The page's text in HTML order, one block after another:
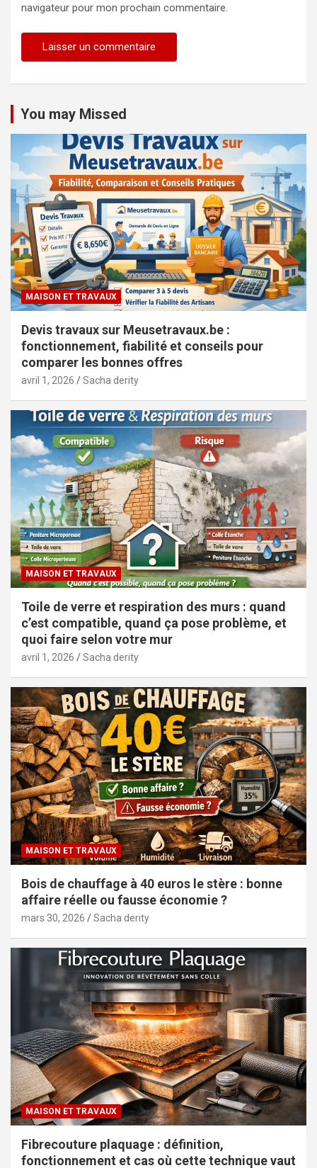
navigateur pour mon prochain commentaire.
You may Missed
MAISON ET TRAVAUX
Devis travaux sur Meusetravaux.be :
fonctionnement, fiabilité et conseils pour
comparer les bonnes offres
avril 1, 2026 Sacha derity
MAISON ET TRAVAUX
Toile de verre et respiration des murs : quand
c’est compatible, quand ça pose problème, et
quoi faire selon votre mur
avril 1, 2026 Sacha derity
MAISON ET TRAVAUX
Bois de chauffage à 40 euros le stère : bonne
affaire réelle ou fausse économie ?
mars 30, 2026 Sacha derity
MAISON ET TRAVAUX
Fibrecouture plaquage : définition,
fonctionnement et cas où cette technique vaut